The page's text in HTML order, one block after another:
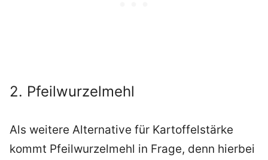
2. Pfeilwurzelmehl
Als weitere Alternative für Kartoffelstärke
kommt Pfeilwurzelmehl in Frage, denn hierbei